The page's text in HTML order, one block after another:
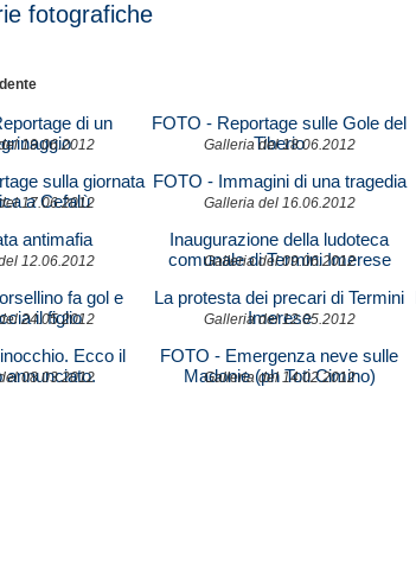
fotografiche
di un
19.06.2012
FOTO - Reportage sulle Gole del
Tiberio
Galleria del 18.06.2012
sulla giornata
a Cefalù
17.06.2012
FOTO - Immagini di una tragedia
Galleria del 16.06.2012
antimafia
12.06.2012
Inaugurazione della ludoteca
comunale di Termini Imerese
Galleria del 09.06.2012
fa gol e
il figlio
24.05.2012
La protesta dei precari di Termini
Imerese
Galleria del 12.05.2012
Ecco il
annunciato.
08.03.2012
FOTO - Emergenza neve sulle
Madonie (ph Toti Cimino)
Galleria del 14.02.2012